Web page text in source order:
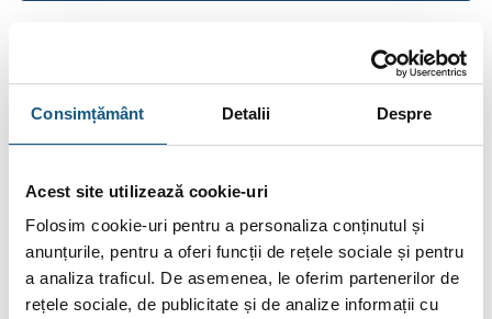
Consimțământ Detalii Despre
Acest site utilizează cookie-uri
Folosim cookie-uri pentru a personaliza conținutul și
anunțurile, pentru a oferi funcții de rețele sociale și pentru
a analiza traficul. De asemenea, le oferim partenerilor de
rețele sociale, de publicitate și de analize informații cu
DESCRIERE
INFORMAȚII SUPLIMENTARE
RECENZII (0)
Racord antivibrant filet PN16 MT5120